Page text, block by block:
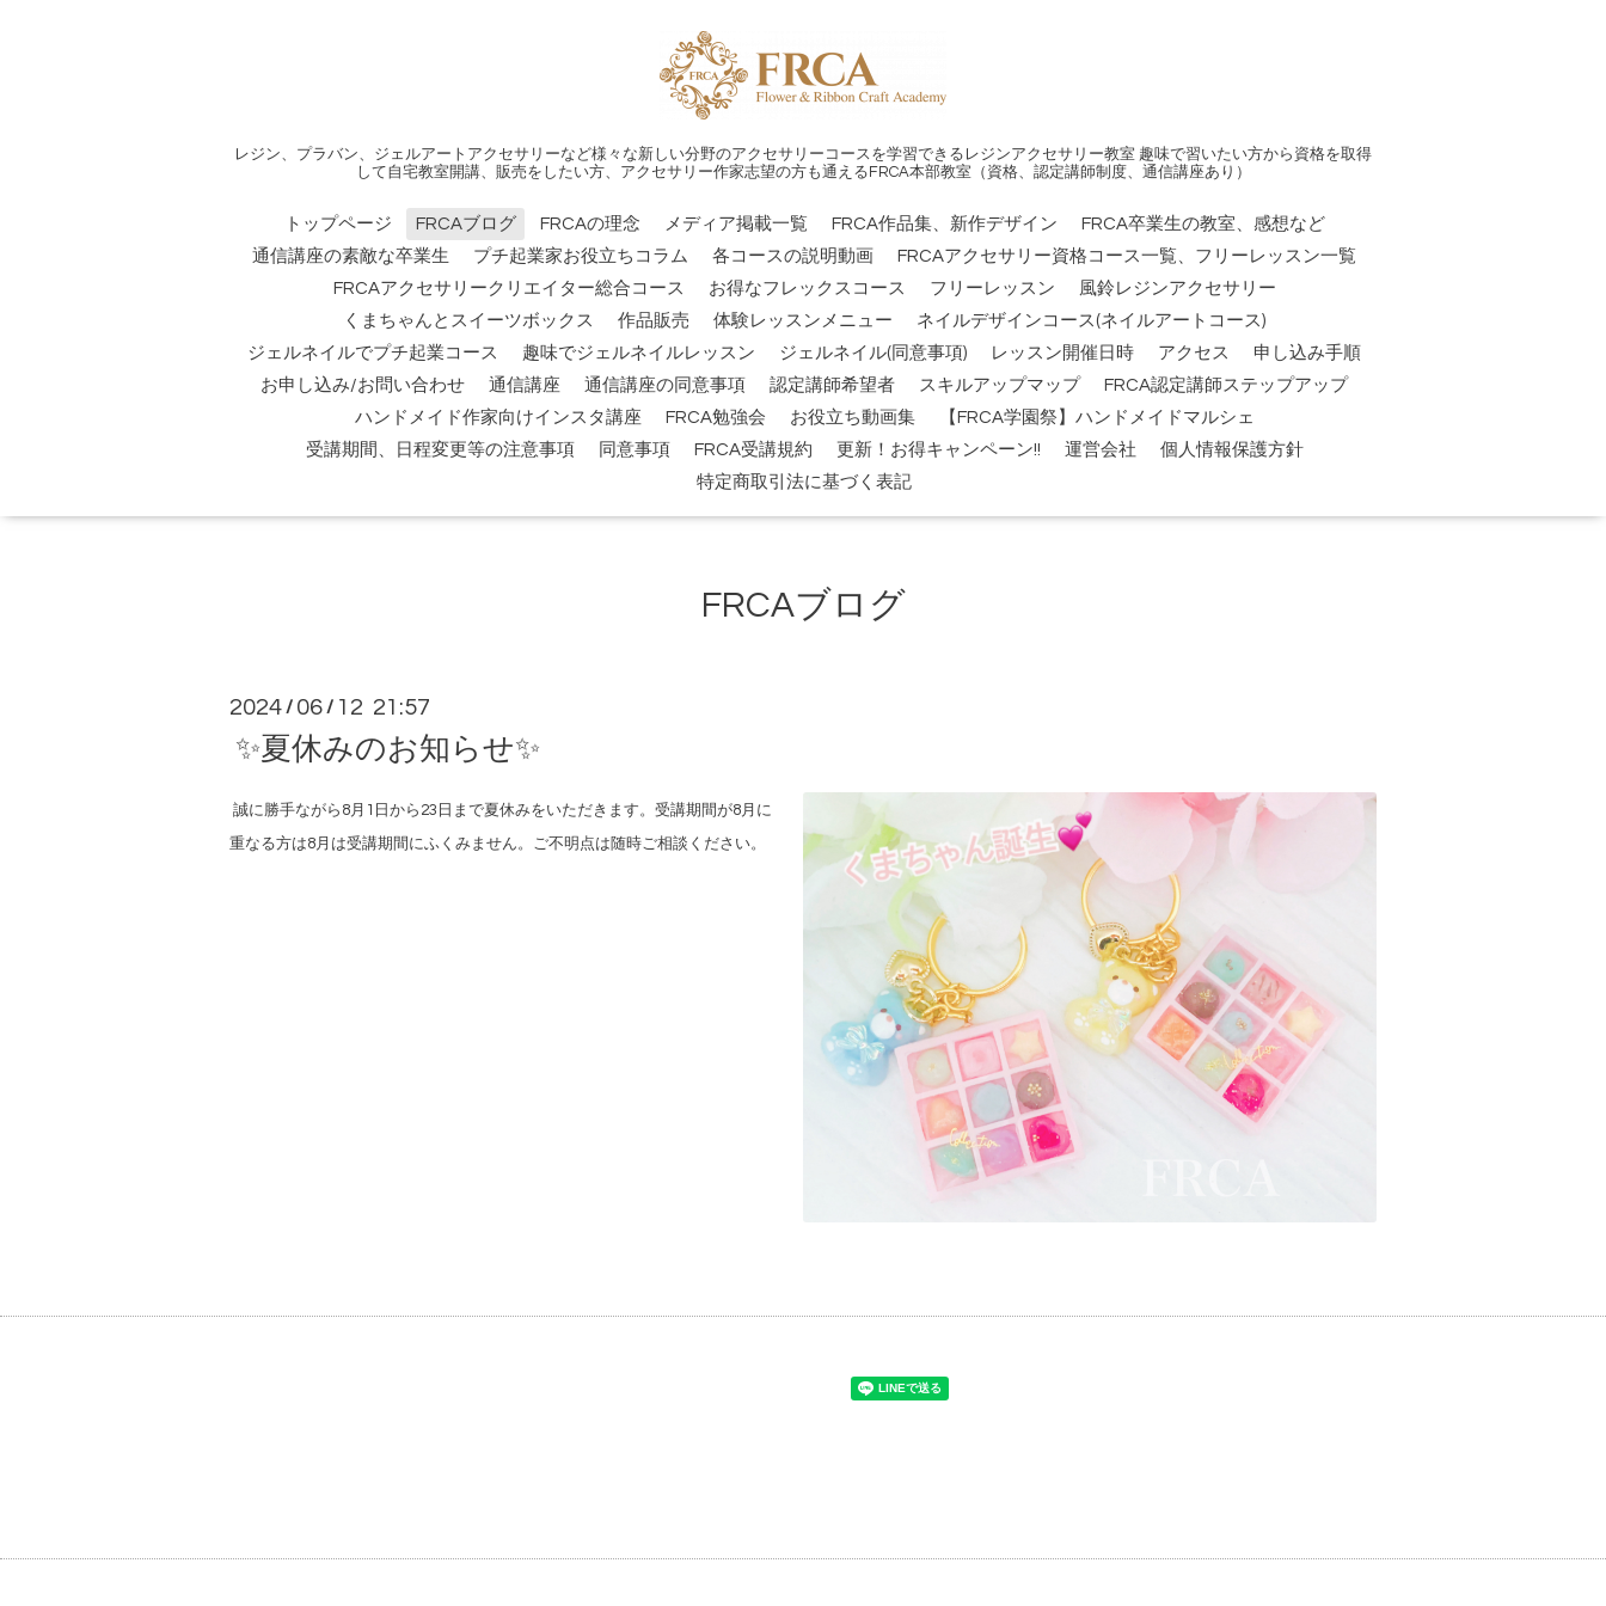
レジン、プラバン、ジェルアートアクセサリーなど様々な新しい分野のアクセサリーコースを学習できるレジンアクセサリー教室 趣味で習いたい方から資格を取得
して自宅教室開講、販売をしたい方、アクセサリー作家志望の方も通えるFRCA本部教室（資格、認定講師制度、通信講座あり）
トップページ FRCAブログ FRCAの理念 メディア掲載一覧 FRCA作品集、新作デザイン
FRCA卒業生の教室、感想など
通信講座の素敵な卒業生
プチ起業家お役立ちコラム 各コースの説明動画
FRCAアクセサリー資格コース一覧、フリーレッスン一覧
FRCAアクセサリークリエイター総合コース
お得なフレックスコース フリーレッスン
風鈴レジンアクセサリー
くまちゃんとスイーツボックス
作品販売 体験レッスンメニュー
ネイルデザインコース(ネイルアートコース)
ジェルネイルでプチ起業コース
趣味でジェルネイルレッスン ジェルネイル(同意事項) レッスン開催日時 アクセス
申し込み手順
お申し込み/お問い合わせ
通信講座 通信講座の同意事項 認定講師希望者 スキルアップマップ
FRCA認定講師ステップアップ
ハンドメイド作家向けインスタ講座
FRCA勉強会 お役立ち動画集
【FRCA学園祭】ハンドメイドマルシェ
受講期間、日程変更等の注意事項
同意事項 FRCA受講規約 更新！お得キャンペーン!! 運営会社
個人情報保護方針
特定商取引法に基づく表記
FRCAブログ
2024 / 06 / 12 21:57
✨夏休みのお知らせ✨
誠に勝手ながら8月1日から23日まで夏休みをいただきます。受講期間が8月に
重なる方は8月は受講期間にふくみません。ご不明点は随時ご相談ください。